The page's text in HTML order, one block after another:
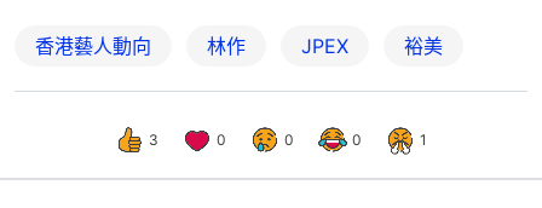
香港藝人動向 林作 JPEX 裕美
3 0 0 0 1